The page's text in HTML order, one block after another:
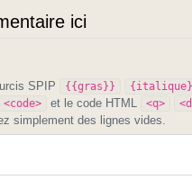
ici
SPIP
{{gras}} {italique}
<code> et le code HTML <q>
simplement des lignes vides.